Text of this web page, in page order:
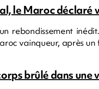
le Maroc déclaré
rebondissement
vainqueur, après
brûlé dans une